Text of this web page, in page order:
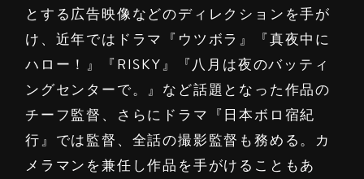
とする広告映像などのディレクションを手が
け、近年ではドラマ『ウツボラ』『真夜中に
ハロー！』『RISKY』『八月は夜のバッティ
ングセンターで。』など話題となった作品の
チーフ監督、さらにドラマ『日本ボロ宿紀
行』では監督、全話の撮影監督も務める。カ
メラマンを兼任し作品を手がけることもあ